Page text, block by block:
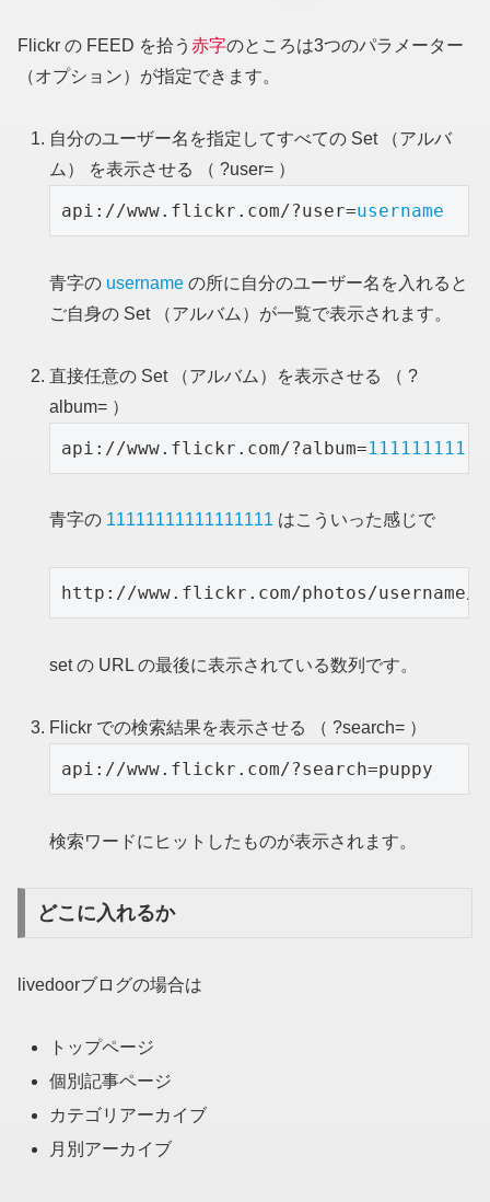
Flickr の FEED を拾う 赤字のところは3つのパラメーター
（オプション）が指定できます。
自分のユーザー名を指定してすべての Set （アルバ
ム） を表示させる （ ?user= ）
api://www.flickr.com/?user=username
青字の username の所に自分のユーザー名を入れると
ご自身の Set （アルバム）が一覧で表示されます。
直接任意の Set （アルバム）を表示させる （ ?
album= ）
api://www.flickr.com/?album=
青字の 11111111111111111 はこういった感じで
http://www.flickr.com/photos/username/
set の URL の最後に表示されている数列です。
Flickr での検索結果を表示させる （ ?search= ）
検索ワードにヒットしたものが表示されます。
どこに入れるか
livedoorブログの場合は
トップページ
個別記事ページ
カテゴリアーカイブ
月別アーカイブ